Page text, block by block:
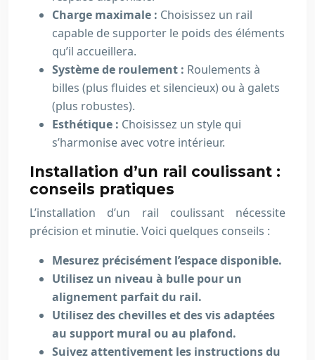
Charge maximale : Choisissez un rail
capable de supporter le poids des éléments
qu’il accueillera.
Système de roulement : Roulements à
billes (plus fluides et silencieux) ou à galets
(plus robustes).
Esthétique : Choisissez un style qui
s’harmonise avec votre intérieur.
Installation d’un rail coulissant :
conseils pratiques
L’installation d’un rail coulissant nécessite
précision et minutie. Voici quelques conseils :
Mesurez précisément l’espace disponible.
Utilisez un niveau à bulle pour un
alignement parfait du rail.
Utilisez des chevilles et des vis adaptées
au support mural ou au plafond.
Suivez attentivement les instructions du